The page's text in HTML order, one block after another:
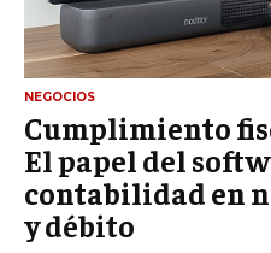
NEGOCIOS
Cumplimiento
El papel del
contabilidad en
y débito